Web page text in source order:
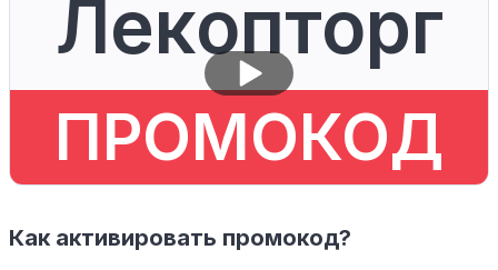
Лекопторг
ПРОМОКОД
Как активировать промокод?